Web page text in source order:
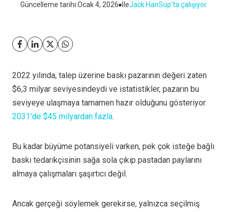
Güncelleme tarihi:Ocak 4, 2026 İleJack HanSup'ta çalışıyor
2022 yılında, talep üzerine baskı pazarının değeri zaten
$6,3 milyar seviyesindeydi ve istatistikler, pazarın bu
seviyeye ulaşmaya tamamen hazır olduğunu gösteriyor
2031'de $45 milyardan fazla.
Bu kadar büyüme potansiyeli varken, pek çok isteğe bağlı
baskı tedarikçisinin sağa sola çıkıp pastadan paylarını
almaya çalışmaları şaşırtıcı değil.
Ancak gerçeği söylemek gerekirse, yalnızca seçilmiş